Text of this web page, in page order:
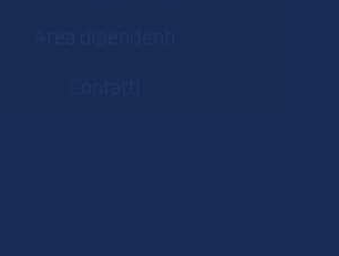
Area dipendenti
Contatti